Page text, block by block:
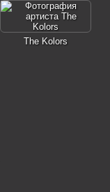
The Kolors